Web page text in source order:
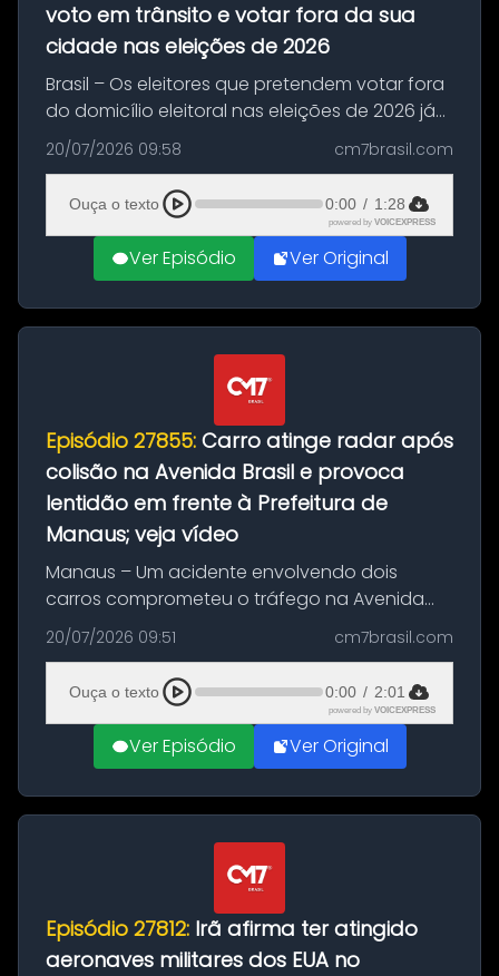
voto em trânsito e votar fora da sua
cidade nas eleições de 2026
Brasil – Os eleitores que pretendem votar fora
do domicílio eleitoral nas eleições de 2026 já
podem solicitar o voto em trânsito a partir
desta segunda-feira (20). O pedido pode ser
feito até 20 de ag...
20/07/2026 09:58 cm7brasil.com
Ouça o texto 0:00 / 1:28
powered by VOICEXPRESS
Ver Episódio Ver Original
Episódio 27855: Carro atinge radar após
colisão na Avenida Brasil e provoca
lentidão em frente à Prefeitura de
Manaus; veja vídeo
Manaus – Um acidente envolvendo dois
carros comprometeu o tráfego na Avenida
Brasil durante a manhã desta segunda-feira
(20), em frente ao complexo da Prefeitura de
Manaus, na Zona Oeste. A batida ter...
20/07/2026 09:51 cm7brasil.com
Ouça o texto 0:00 / 2:01
powered by VOICEXPRESS
Ver Episódio Ver Original
Episódio 27812: Irã afirma ter atingido
aeronaves militares dos EUA no